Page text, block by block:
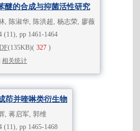
醚的合成与抑菌活性研究
, 陈淑华, 陈洪超, 杨志荣, 廖薇
pp 1461-1464
(135KB)( 327 )
相关统计
茚并喹啉类衍生物
, 蒋启军, 郭维
pp 1465-1468